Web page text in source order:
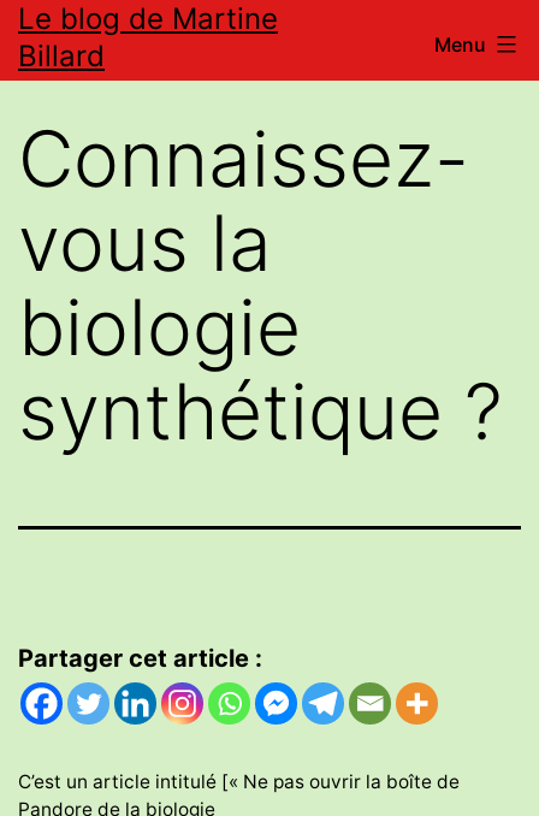
Aller
au
Le blog de Martine
Billard
Menu
Connaissez-
vous la
biologie
synthétique ?
Partager cet article :
C’est un article intitulé [« Ne pas ouvrir la boîte de
Pandore de la biologie